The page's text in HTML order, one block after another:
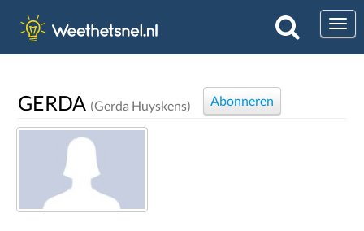
GERDA (Gerda Huyskens) Abonneren